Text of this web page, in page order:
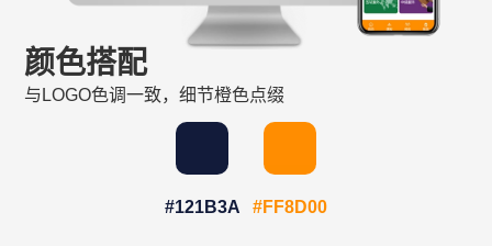
颜色搭配
与LOGO色调一致，细节橙色点缀
#121B3A #FF8D00